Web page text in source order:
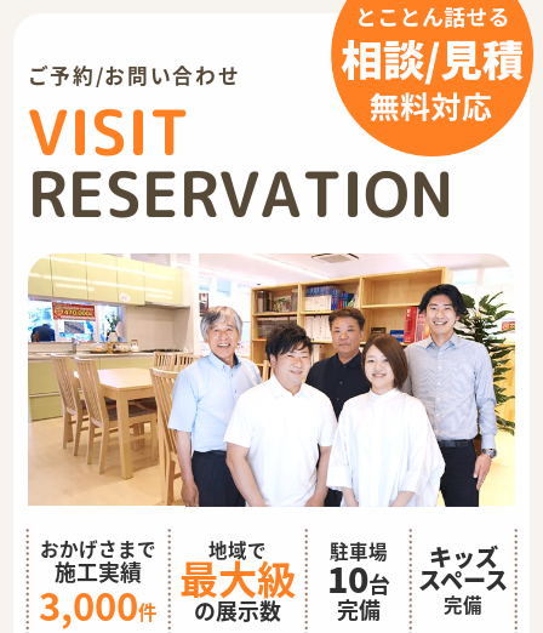
ご予約/お問い合わせ
VISIT
RESERVATION
おかげさまで
施工実績
3,000件
地域で
最大級
の展示数
駐車場
10台
完備
キッズ
スペース
完備